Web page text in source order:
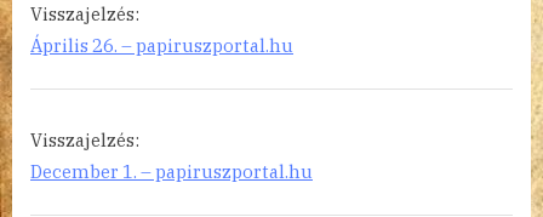
Visszajelzés:
Április 26. – papiruszportal.hu
Visszajelzés:
December 1. – papiruszportal.hu